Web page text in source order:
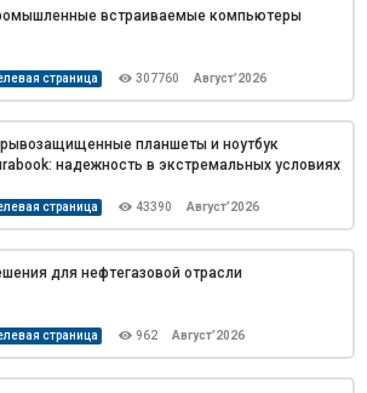
страница 307760 Август’2026
встраиваемые компьютеры
страница 43390 Август’2026
планшеты и ноутбук
надежность в экстремальных условиях
страница 962 Август’2026
для нефтегазовой отрасли